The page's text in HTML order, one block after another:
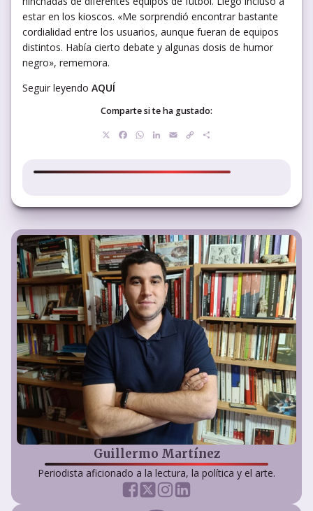
estar en los kioscos. «Me sorprendió encontrar bastante
cordialidad entre los usuarios, aunque fueran de equipos
distintos. Había cierto debate y algunas dosis de humor
negro», rememora.
Seguir leyendo AQUÍ
Comparte si te ha gustado:
Facebook
WhatsApp
LinkedIn
EmailCopy
Guillermo Martínez
Periodista aficionado a la lectura, la política y el arte.